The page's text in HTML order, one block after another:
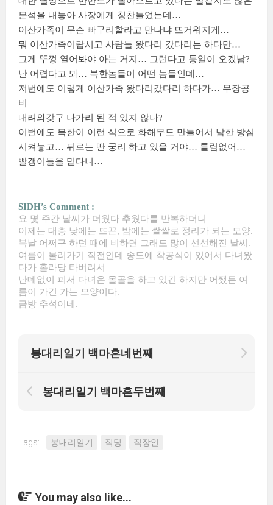
분석을 내놓아 사장에게 칭찬들었는데…
이산가족이 무슨 빠구리할라고 만나냐 뜨거워지게…
뭐 이산가족이랍시고 사람들 왔다리 갔다리는 하다만…
그게 뚜껑 열어봐야 아는 거지… 그런다고 통일이 오겠남?
난 어렵다고 봐… 북한놈들이 어떤 놈들인데…
저번에도 이렇게 이산가족 왔다리갔다리 하다가… 무장공
비
내려와갖구 나가리 된 적 있지 않나?
이번에도 북한이 이런 식으로 화해무드 만들어서 남한 방심
시켜놓고… 뒤로는 딴 궁리 하고 있을 거야… 틀림없어…
빨갱이들을 믿다니…
SIDH’s Comment :
요 몇 주간 날씨가 더웠다 추웠다를 반복하더니
이제는 대충 낮에는 뜨끈, 밤에는 쌀쌀로 정리가 되는 모양.
복날 어쩌구 하던 때에 비하면 그래도 많이 선선해진 날씨.
여름이 물러가기 직전인데 송도에 착공식이 있어서 다녀왔
다가 홀라당 타버려서
난데없이 피서 다녀온 몰골을 하고 있긴 하지만 어쨌든 여
름이 가긴 가는 모양이다.
금방 추석이네.
봉대리일기 백마흔네번째
봉대리일기 백마흔두번째
Tags: 봉대리일기 직딩 직장인
You may also like...